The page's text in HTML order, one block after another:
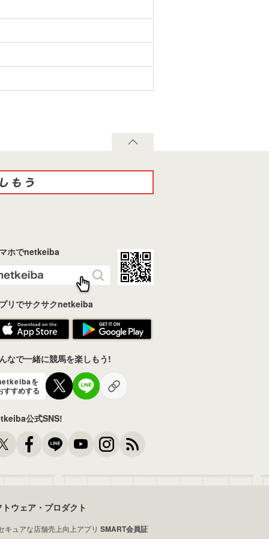
ホでnetkeiba
リでサクサクnetkeiba
なで一緒に競馬を楽しもう!
を
すすめする
公式SNS!
ウェア・プロダクト
キュアな店舗売上向上アプリ SMART会員証